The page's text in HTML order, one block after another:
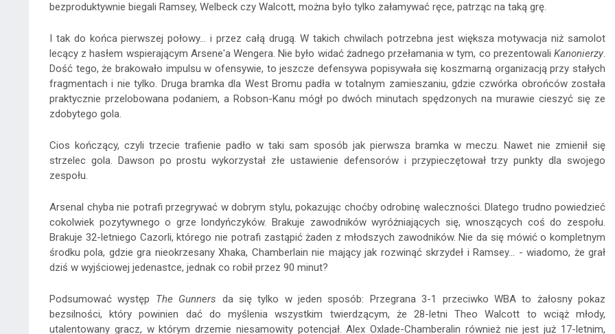
bezproduktywnie biegali Ramsey, Welbeck czy Walcott, można było tylko załamywać ręce, patrząc na taką grę.
I tak do końca pierwszej połowy... i przez całą drugą. W takich chwilach potrzebna jest większa motywacja niż samolot
lecący z hasłem wspierającym Arsene'a Wengera. Nie było widać żadnego przełamania w tym, co prezentowali Kanonierzy.
Dość tego, że brakowało impulsu w ofensywie, to jeszcze defensywa popisywała się koszmarną organizacją przy stałych
fragmentach i nie tylko. Druga bramka dla West Bromu padła w totalnym zamieszaniu, gdzie czwórka obrońców została
praktycznie przelobowana podaniem, a Robson-Kanu mógł po dwóch minutach spędzonych na murawie cieszyć się ze
zdobytego gola.
Cios kończący, czyli trzecie trafienie padło w taki sam sposób jak pierwsza bramka w meczu. Nawet nie zmienił się
strzelec gola. Dawson po prostu wykorzystał złe ustawienie defensorów i przypieczętował trzy punkty dla swojego
zespołu.
Arsenal chyba nie potrafi przegrywać w dobrym stylu, pokazując choćby odrobinę waleczności. Dlatego trudno powiedzieć
cokolwiek pozytywnego o grze londyńczyków. Brakuje zawodników wyróżniających się, wnoszących coś do zespołu.
Brakuje 32-letniego Cazorli, którego nie potrafi zastąpić żaden z młodszych zawodników. Nie da się mówić o kompletnym
środku pola, gdzie gra nieokrzesany Xhaka, Chamberlain nie mający jak rozwinąć skrzydeł i Ramsey... - wiadomo, że grał
dziś w wyjściowej jedenastce, jednak co robił przez 90 minut?
Podsumować występ The Gunners da się tylko w jeden sposób: Przegrana 3-1 przeciwko WBA to żałosny pokaz
bezsilności, który powinien dać do myślenia wszystkim twierdzącym, że 28-letni Theo Walcott to wciąż młody,
utalentowany gracz, w którym drzemie niesamowity potencjał. Alex Oxlade-Chamberalin również nie jest już 17-letnim,